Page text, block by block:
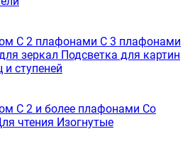
С 2 плафонами С 3 плафонами
зеркал Подсветка для картин
и ступеней
С 2 и более плафонами Со
чтения Изогнутые